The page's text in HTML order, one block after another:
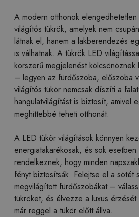
A modern otthonok
világítós tükrök, amelyek nem
látnak el, hanem a lakberendezés
is válhatnak. A tükrök LED
korszerű megjelenést kölcsönöznek
– legyen az fürdőszoba, előszoba
világítós tükör nemcsak díszíti a
hangulatvilágítást is biztosít, amivel
meghittebbé teheti otthonát.
A LED tükör világítások könnyen
energiatakarékosak, és sok
rendelkeznek, hogy minden
fényt biztosítsák. Felejtse el a sötét
megvilágított fürdőszobákat –
tükröket, és élvezze a luxus érzését
már reggel a tükör előtt állva.